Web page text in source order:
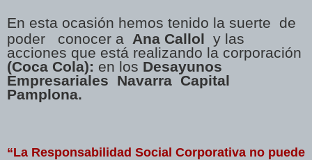
En esta ocasión hemos tenido la suerte de
poder conocer a Ana Callol y las
acciones que está realizando la corporación
(Coca Cola): en los Desayunos
Empresariales Navarra Capital
Pamplona.
“La Responsabilidad Social Corporativa no puede